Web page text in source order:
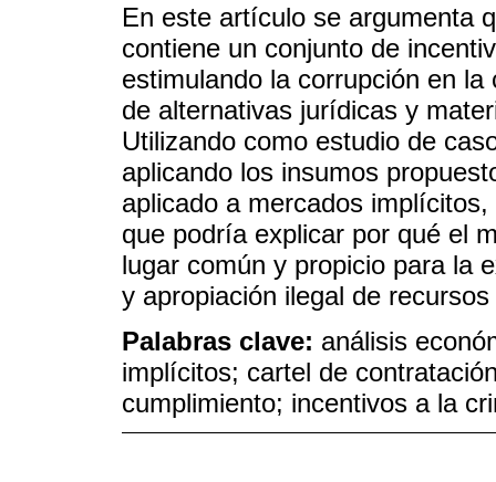
En este artículo se argumenta
contiene un conjunto de
estimulando la corrupción en
de alternativas jurídicas y
Utilizando como estudio de
aplicando los insumos
aplicado a mercados
que podría explicar por qué el
lugar común y propicio para la
y apropiación ilegal de
Palabras clave: análisis
implícitos; cartel de
cumplimiento; incentivos a la